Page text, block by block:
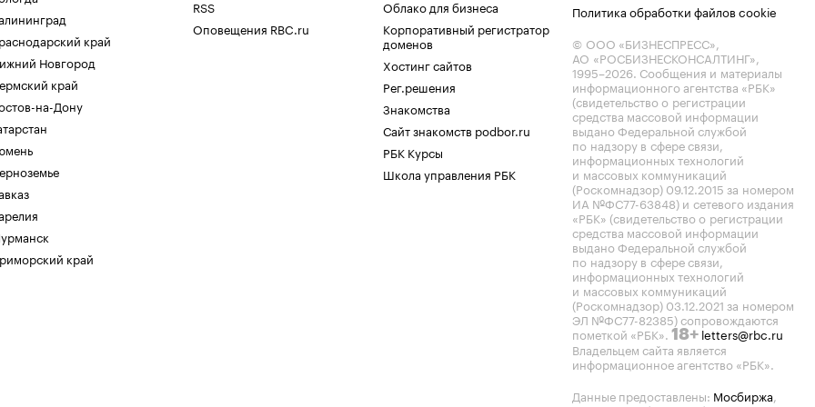
край
Новгород
край
на-Дону
край
RSS
Оповещения RBC.ru
Облако для бизнеса
Корпоративный регистратор
доменов
Хостинг сайтов
Рег.решения
Знакомства
Сайт знакомств podbor.ru
РБК Курсы
Школа управления РБК
Политика обработки файлов cookie
© ООО «БИЗНЕСПРЕСС»,
АО «РОСБИЗНЕСКОНСАЛТИНГ»,
1995–2026. Сообщения и материалы
информационного агентства «РБК»
(свидетельство о регистрации
средства массовой информации
выдано Федеральной службой
по надзору в сфере связи,
информационных технологий
и массовых коммуникаций
(Роскомнадзор) 09.12.2015 за номером
ИА №ФС77-63848) и сетевого издания
«РБК» (свидетельство о регистрации
средства массовой информации
выдано Федеральной службой
по надзору в сфере связи,
информационных технологий
и массовых коммуникаций
(Роскомнадзор) 03.12.2021 за номером
ЭЛ №ФС77-82385) сопровождаются
пометкой «РБК». 18+ letters@rbc.ru
Владельцем сайта является
информационное агентство «РБК».
Данные предоставлены: Мосбиржа,